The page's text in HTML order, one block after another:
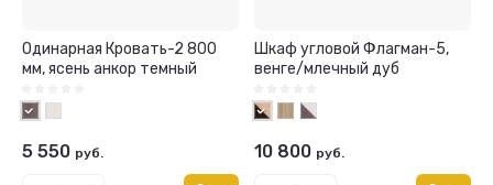
Одинарная Кровать-2 800
мм, ясень анкор темный
5 550 руб.
Шкаф угловой Флагман-5,
венге/млечный дуб
10 800 руб.